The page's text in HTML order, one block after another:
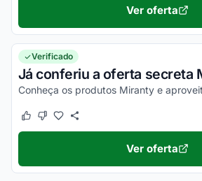
Ver oferta
Verificado
Já conferiu a oferta secreta
Conheça os produtos Miranty e
Este cupom funcionou
Este cupom não funcionou
Ver oferta